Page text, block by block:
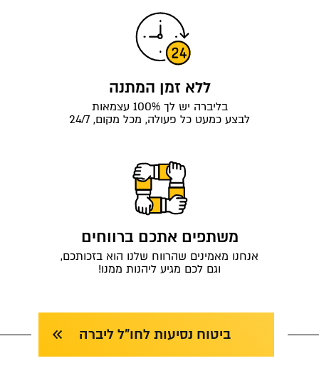
ללא זמן המתנה
בליברה יש לך 100% עצמאות
לבצע כמעט כל פעולה, מכל מקום, 24/7
משתפים אתכם ברווחים
אנחנו מאמינים שהרווח שלנו הוא בזכותכם,
וגם לכם מגיע ליהנות ממנו!
ביטוח נסיעות לחו"ל ליברה